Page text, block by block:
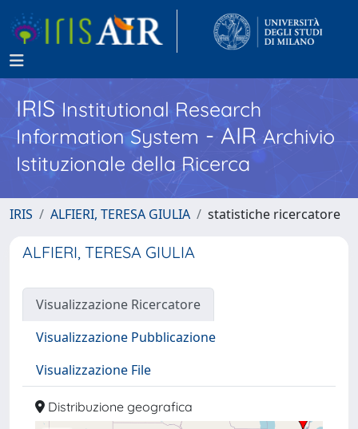
IRISInstitutional Research
Information System - AIR Archivio
Istituzionale della Ricerca
IRIS ALFIERI, TERESA GIULIA statistiche ricercatore
ALFIERI, TERESA GIULIA
Visualizzazione Ricercatore
Visualizzazione Pubblicazione
Visualizzazione File
Distribuzione geografica